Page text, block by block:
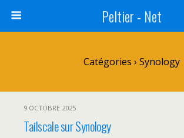
Peltier - Net
Catégories › Synology
9 OCTOBRE 2025
Tailscale sur Synology